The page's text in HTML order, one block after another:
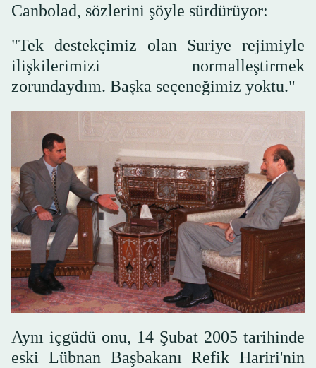
Canbolad, sözlerini şöyle sürdürüyor:
"Tek destekçimiz olan Suriye rejimiyle
ilişkilerimizi normalleştirmek
zorundaydım. Başka seçeneğimiz yoktu."
Aynı içgüdü onu, 14 Şubat 2005 tarihinde
eski Lübnan Başbakanı Refik Hariri'nin